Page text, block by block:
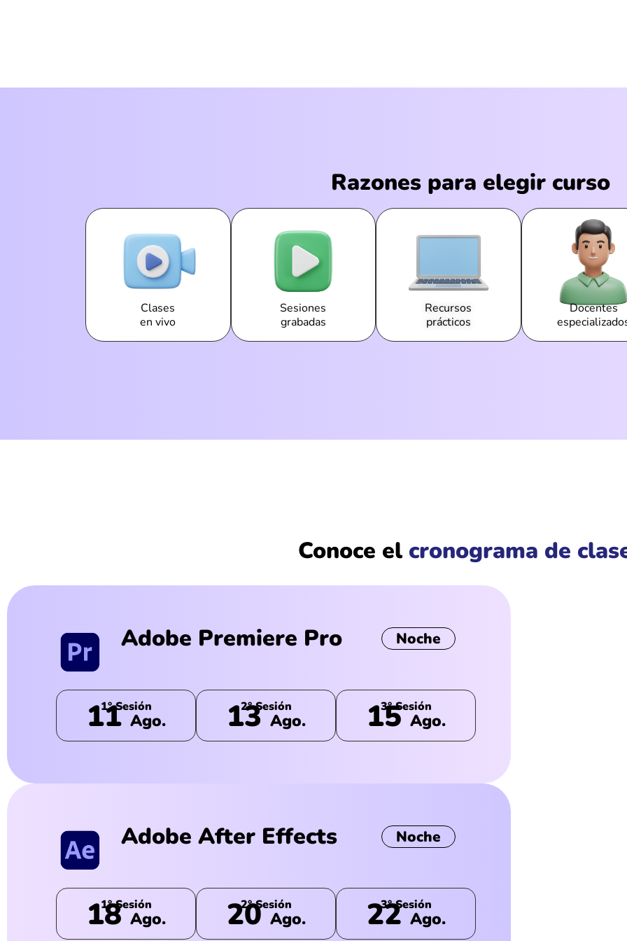
Razones para elegir curso
Clases
en vivo
Sesiones
grabadas
Recursos
prácticos
Docentes
Conoce el cronograma de
Adobe Premiere Pro Noche
1° Sesión
11Ago.
2° Sesión
13Ago.
3° Sesión
15Ago.
Adobe After Effects Noche
1° Sesión
18Ago.
2° Sesión
20Ago.
3° Sesión
22Ago.